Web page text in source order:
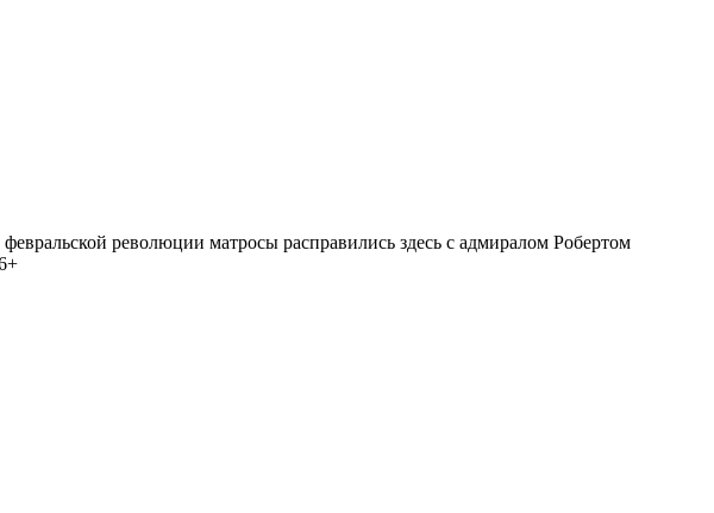
революции матросы расправились здесь с адмиралом Робертом